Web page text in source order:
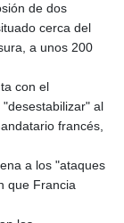
de dos
cerca del
a unos 200
con el
al
francés,
a los "ataques
que Francia